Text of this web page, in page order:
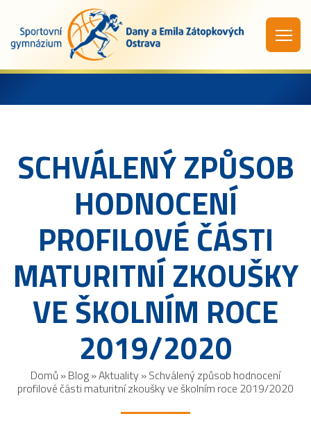
SCHVÁLENÝ ZPŮSOB
HODNOCENÍ
PROFILOVÉ ČÁSTI
MATURITNÍ ZKOUŠKY
VE ŠKOLNÍM ROCE
2019/2020
Domů »Blog»Aktuality »Schválený způsob hodnocení
profilové části maturitní zkoušky ve školním roce 2019/2020